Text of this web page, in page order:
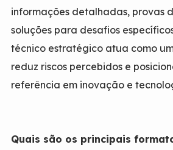
informações detalhadas, provas
soluções para desafios
técnico estratégico atua como
reduz riscos percebidos e
referência em inovação e
Quais são os principais